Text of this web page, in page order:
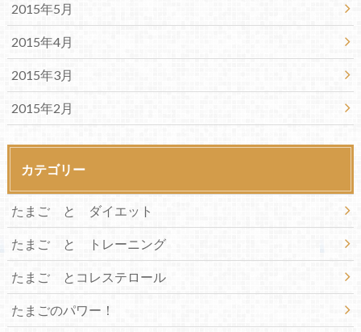
2015年5月
2015年4月
2015年3月
2015年2月
カテゴリー
たまご と ダイエット
たまご と トレーニング
たまご とコレステロール
たまごのパワー！